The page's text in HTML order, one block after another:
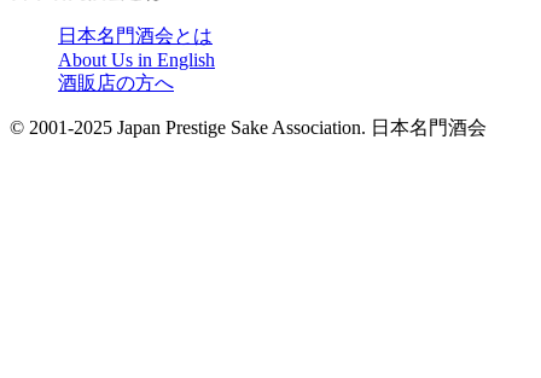
日本名門酒会とは
About Us in English
酒販店の方へ
© 2001-2025 Japan Prestige Sake Association. 日本名門酒会